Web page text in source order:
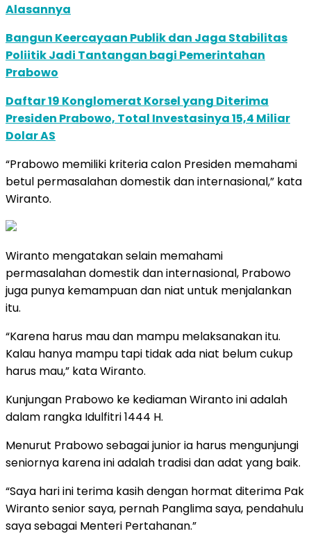
Alasannya
Bangun Keercayaan Publik dan Jaga Stabilitas
Poliitik Jadi Tantangan bagi Pemerintahan
Prabowo
Daftar 19 Konglomerat Korsel yang Diterima
Presiden Prabowo, Total Investasinya 15,4 Miliar
Dolar AS
“Prabowo memiliki kriteria calon Presiden memahami
betul permasalahan domestik dan internasional,” kata
Wiranto.
Wiranto mengatakan selain memahami
permasalahan domestik dan internasional, Prabowo
juga punya kemampuan dan niat untuk menjalankan
itu.
“Karena harus mau dan mampu melaksanakan itu.
Kalau hanya mampu tapi tidak ada niat belum cukup
harus mau,” kata Wiranto.
Kunjungan Prabowo ke kediaman Wiranto ini adalah
dalam rangka Idulfitri 1444 H.
Menurut Prabowo sebagai junior ia harus mengunjungi
seniornya karena ini adalah tradisi dan adat yang baik.
“Saya hari ini terima kasih dengan hormat diterima Pak
Wiranto senior saya, pernah Panglima saya, pendahulu
saya sebagai Menteri Pertahanan.”